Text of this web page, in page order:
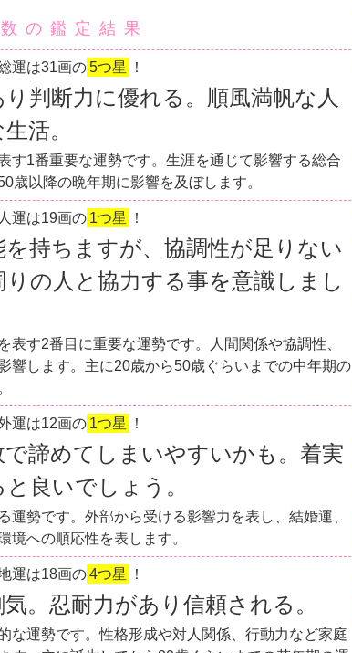
の鑑定結果
運は31画の5つ星 ！
判断力に優れる。順風満帆な人
活。
す1番重要な運勢です。生涯を通じて影響する総合
歳以降の晩年期に影響を及ぼします。
運は19画の 1つ星 ！
持ちますが、協調性が足りない
りの人と協力する事を意識しまし
表す2番目に重要な運勢です。人間関係や協調性、
響します。主に20歳から50歳ぐらいまでの中年期の
運は12画の 1つ星 ！
で諦めてしまいやすいかも。着実
良いでしょう。
運勢です。外部から受ける影響力を表し、結婚運、
境への順応性を表します。
運は18画の4つ星 ！
。忍耐力があり信頼される。
な運勢です。性格形成や対人関係、行動力など家庭